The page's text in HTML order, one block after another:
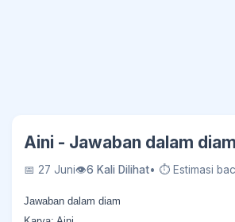
Aini - Jawaban dalam
📅 27 Juni👁6 Kali Dilihat• ⏱ Estimasi
Jawaban dalam diam